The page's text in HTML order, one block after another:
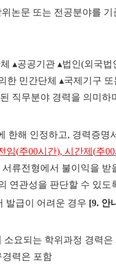
위논문 또는 전공분야를 기
▴공공기관 ▴법인(외국법
한 민간단체 ▴국제기구
직무분야 경력을 의미하
한해 인정하고, 경력증명
임(주00시간), 시간제 (주00
류전형에서 불이익을 받
연관성을 판단할 수 있도
발급이 어려운 경우 [9. 안
요되는 학위과정 경력은
력은 포함